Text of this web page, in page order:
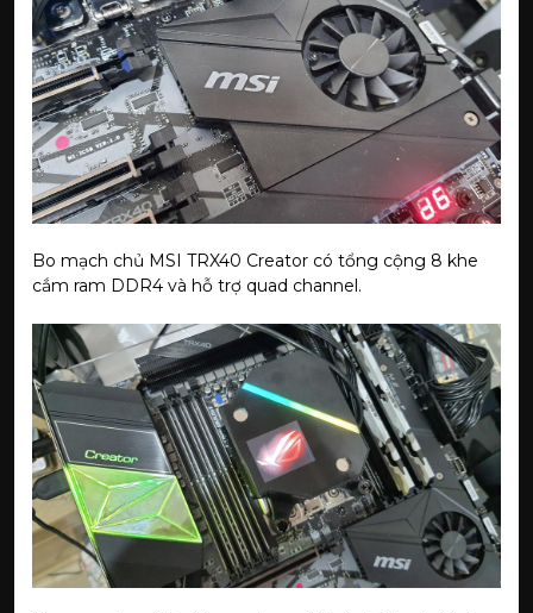
Bo mạch chủ MSI TRX40 Creator có tổng cộng 8 khe
cắm ram DDR4 và hỗ trợ quad channel.